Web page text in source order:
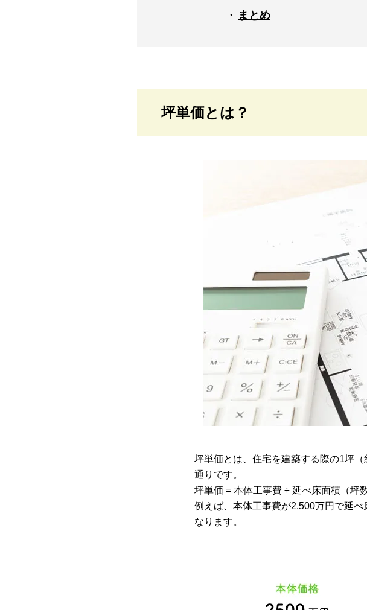
まとめ
坪単価とは？
坪単価とは、住宅を建築する際の1坪
通りです。
坪単価 = 本体工事費 ÷ 延べ床面積（坪数
例えば、本体工事費が2,500万円で延
なります。